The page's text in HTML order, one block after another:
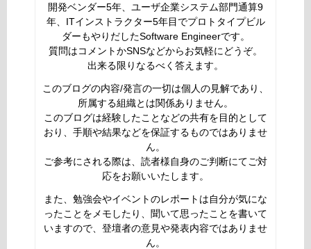
開発ベンダー5年、ユーザ企業システム部門通算9
年、ITインストラクター5年目でプロトタイプビル
ダーもやりだしたSoftware Engineerです。
質問はコメントかSNSなどからお気軽にどうぞ。
出来る限りなるべく答えます。
このブログの内容/発言の一切は個人の見解であり、
所属する組織とは関係ありません。
このブログは経験したことなどの共有を目的として
おり、手順や結果などを保証するものではありませ
ん。
ご参考にされる際は、読者様自身のご判断にてご対
応をお願いいたします。
また、勉強会やイベントのレポートは自分が気にな
ったことをメモしたり、聞いて思ったことを書いて
いますので、登壇者の意見や発表内容ではありませ
ん。